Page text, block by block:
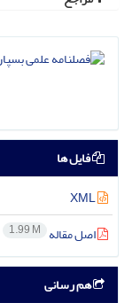
فایل ها
اصل مقاله 1.99 M
هم رسانی